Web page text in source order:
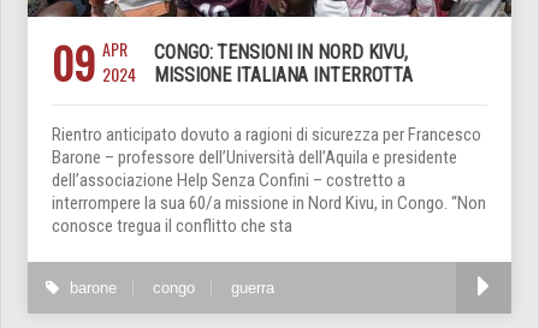
09 APR
2024
CONGO: TENSIONI IN NORD KIVU,
MISSIONE ITALIANA INTERROTTA
Rientro anticipato dovuto a ragioni di sicurezza per Francesco
Barone – professore dell’Università dell’Aquila e presidente
dell’associazione Help Senza Confini – costretto a
interrompere la sua 60/a missione in Nord Kivu, in Congo. “Non
conosce tregua il conflitto che sta
barone congo guerra